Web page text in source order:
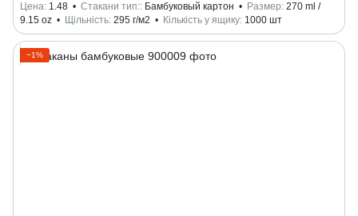
Цена 1.48 Стакани тип: Бамбуковый картон Размер 270 ml /
9.15 oz
Щільність 295 г/м2 Кількість у ящику 1000 шт
−1%